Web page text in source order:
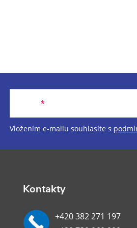
Vložením e-mailu souhlasíte s
Kontakty
+420 382 271 197